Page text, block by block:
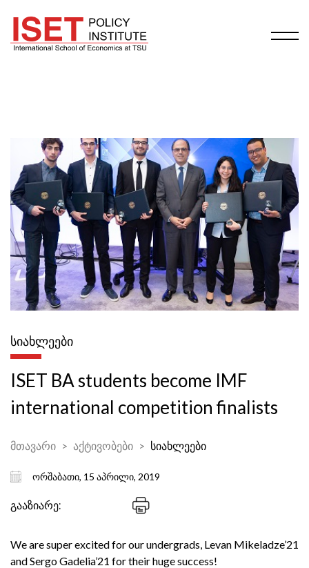
ᲡᲘᲐᲮᲚᲔᲔᲑᲘ
ISET BA students become IMF
international competition finalists
მთავარი აქტივობები სიახლეები
ორშაბათი, 15 აპრილი, 2019
გააზიარე:
We are super excited for our undergrads, Levan Mikeladze’21
and Sergo Gadelia’21 for their huge success!